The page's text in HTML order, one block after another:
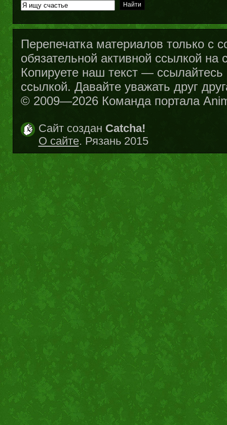
Перепечатка материалов только с
обязательной активной ссылкой на
Копируете наш текст —
ссылкой. Давайте уважать друг
© 2009—2026 Команда портала
Сайт создан Catcha!
О сайте. Рязань 2015